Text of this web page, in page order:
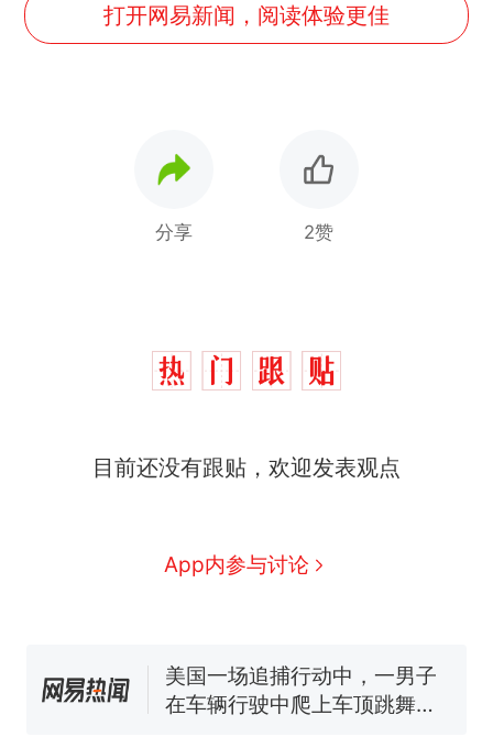
打开网易新闻，阅读体验更佳
分享 2赞
目前还没有跟贴，欢迎发表观点
App内参与讨论
争议，此前一天内数万人从摩
洛哥涌入西班牙
新 费大厨“全国小炒肉大王”称
140多朵
美国一场追捕行动中，一男子
在车辆行驶中爬上车顶跳舞。